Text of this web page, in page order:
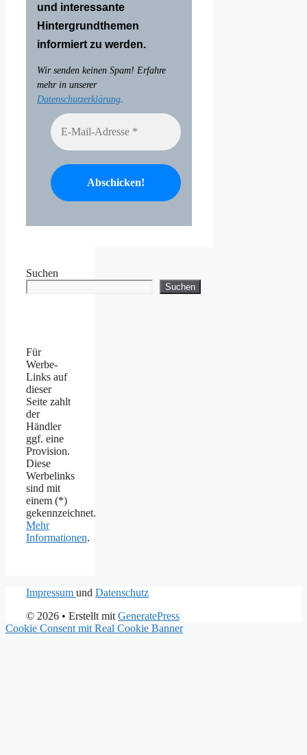
und interessante
Hintergrundthemen
informiert zu werden.
Wir senden keinen Spam! Erfahre
mehr in unserer
Datenschutzerklärung
Suchen
Suchen
Für
Werbe-
Links auf
dieser
Seite zahlt
der
Händler
ggf. eine
Provision.
Diese
Werbelinks
sind mit
einem (*)
gekennzeichnet.
Mehr
Informationen.
Impressum und Datenschutz
© 2026 • Erstellt mit GeneratePress
Cookie Consent mit Real Cookie Banner